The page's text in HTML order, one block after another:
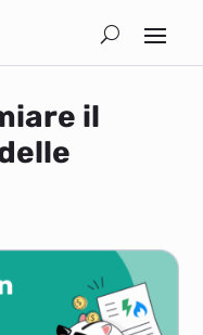
il